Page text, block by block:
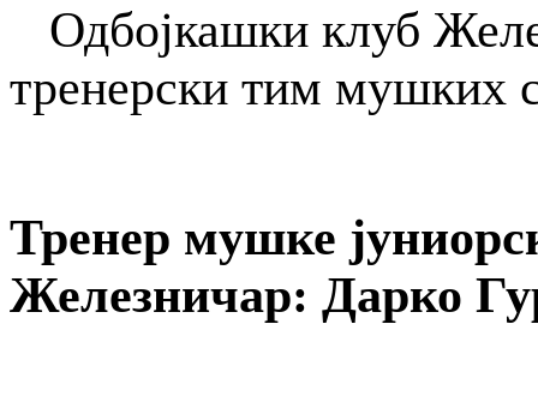
Одбојкашки клуб
тренерски тим мушких
Тренер мушке
Железничар: Дарко